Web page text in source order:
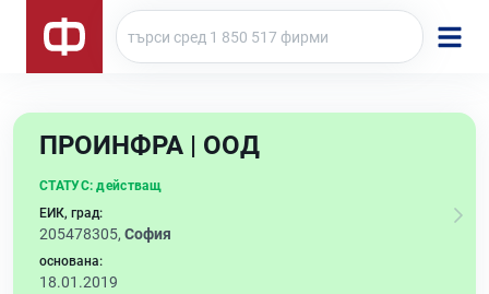
ПРОИНФРА | ООД
СТАТУС: действащ
ЕИК, град:
205478305, София
основана:
18.01.2019